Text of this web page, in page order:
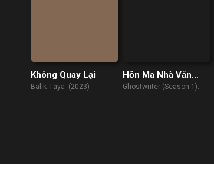
Không Quay Lại
Balik Taya (2023)
Hồn Ma Nhà Văn
(Phần 1)
Ghostwriter (Season 1)